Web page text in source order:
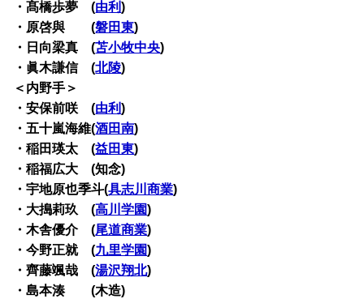
・髙橋歩夢 (由利)
・原啓與 (磐田東)
・日向梁真 (苫小牧中央)
・眞木謙信 (北陵)
＜内野手＞
・安保前咲 (由利)
・五十嵐海維(酒田南)
・稲田瑛太 (益田東)
・稲福広大 (知念)
・宇地原也季斗(具志川商業)
・大搗莉玖 (高川学園)
・木舎優介 (尾道商業)
・今野正就 (九里学園)
・齊藤颯哉 (湯沢翔北)
・島本湊 (木造)